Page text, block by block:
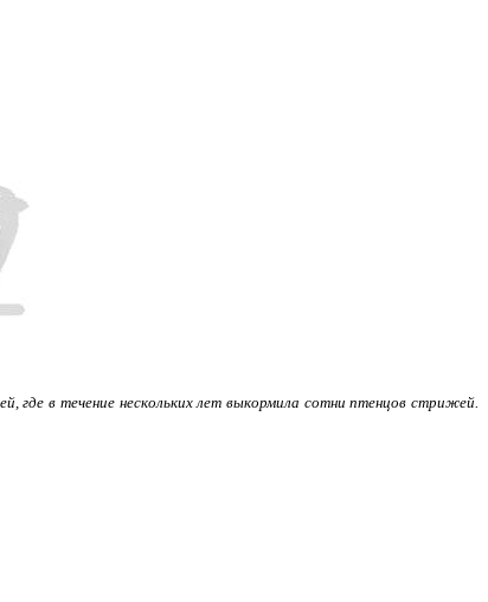
в течение нескольких лет выкормила сотни птенцов стрижей.